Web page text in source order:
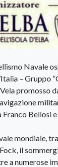
Navale
– Gruppo
promosso
Bellosi
mondiale,
il
a